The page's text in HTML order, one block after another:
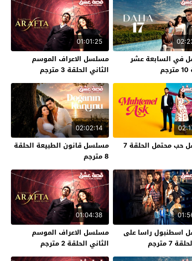
في السابعة عشر
01:01:25
مسلسل الاعراف الموسم
الثاني الحلقة 3 مترجم
مسلسل حب محتمل الحلقة 7
02:02:14
مسلسل قانون الطبيعة الحلقة
8 مترجم
اسطنبول راسا على
7 مترجم
01:04:38
مسلسل الاعراف الموسم
الثاني الحلقة 2 مترجم